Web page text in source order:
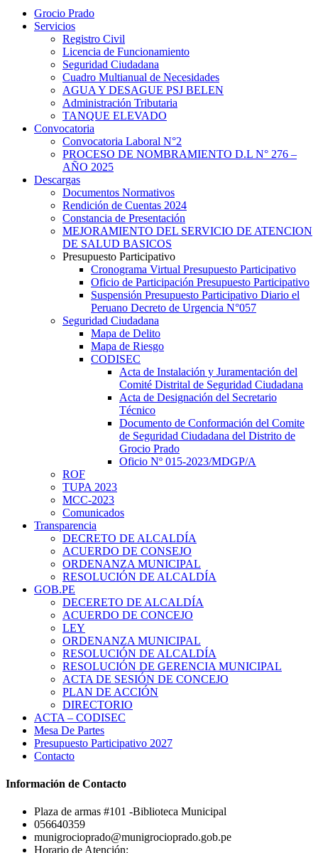
Grocio Prado
Servicios
Registro Civil
Licencia de Funcionamiento
Seguridad Ciudadana
Cuadro Multianual de Necesidades
AGUA Y DESAGUE PSJ BELEN
Administración Tributaria
TANQUE ELEVADO
Convocatoria
Convocatoria Laboral N°2
PROCESO DE NOMBRAMIENTO D.L N° 276 –
AÑO 2025
Descargas
Documentos Normativos
Rendición de Cuentas 2024
Constancia de Presentación
MEJORAMIENTO DEL SERVICIO DE ATENCION
DE SALUD BASICOS
Presupuesto Participativo
Cronograma Virtual Presupuesto Participativo
Oficio de Participación Presupuesto Participativo
Suspensión Presupuesto Participativo Diario el
Peruano Decreto de Urgencia N°057
Seguridad Ciudadana
Mapa de Delito
Mapa de Riesgo
CODISEC
Acta de Instalación y Juramentación del
Comité Distrital de Seguridad Ciudadana
Acta de Designación del Secretario
Técnico
Documento de Conformación del Comite
de Seguridad Ciudadana del Distrito de
Grocio Prado
Oficio Nº 015-2023/MDGP/A
ROF
TUPA 2023
MCC-2023
Comunicados
Transparencia
DECRETO DE ALCALDÍA
ACUERDO DE CONSEJO
ORDENANZA MUNICIPAL
RESOLUCIÓN DE ALCALDÍA
GOB.PE
DECERETO DE ALCALDÍA
ACUERDO DE CONCEJO
LEY
ORDENANZA MUNICIPAL
RESOLUCIÓN DE ALCALDÍA
RESOLUCIÓN DE GERENCIA MUNICIPAL
ACTA DE SESIÓN DE CONCEJO
PLAN DE ACCIÓN
DIRECTORIO
ACTA – CODISEC
Mesa De Partes
Presupuesto Participativo 2027
Contacto
Información de Contacto
Plaza de armas #101 -Biblioteca Municipal
056640359
munigrocioprado@munigrocioprado.gob.pe
Horario de Atención: